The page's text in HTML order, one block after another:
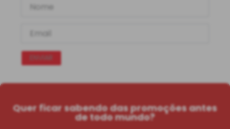
Quer ficar sabendo das promoções antes
de todo mundo?